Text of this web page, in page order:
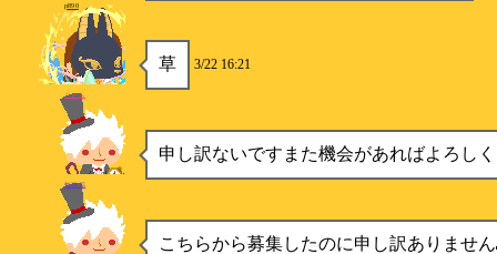
p890
草 3/22 16:21
ことら
申し訳ないですまた機会があればよろし
勉強垢
こちらから募集したのに申し訳ありませ